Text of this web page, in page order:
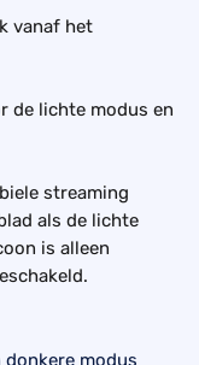
vanaf het
de lichte modus en
streaming
als de lichte
is alleen